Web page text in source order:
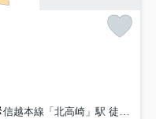
信越本線「北高崎」駅 徒歩34分